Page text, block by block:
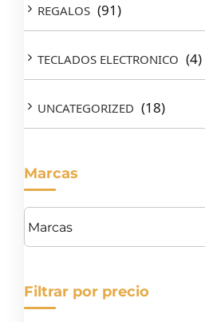
REGALOS (91)
TECLADOS ELECTRONICO (4)
UNCATEGORIZED (18)
Marcas
Filtrar por precio